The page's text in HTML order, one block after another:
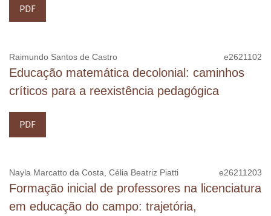
sobre seus artigos publicados pela revista.
Graduação em Educação da PUC-Rio e não cobra taxas
aos autores em nenhuma etapa de processamento dos
normas éticas estabelecidas para a pesquisa, a
divulgação científica e as relações institucionais.
ISSN :1809-3760
PDF
Raimundo Santos de Castro e2621102
Educação matemática decolonial: caminhos
críticos para a reexistência pedagógica
PDF
Nayla Marcatto da Costa, Célia Beatriz Piatti e26211203
Formação inicial de professores na licenciatura
em educação do campo: trajetória,